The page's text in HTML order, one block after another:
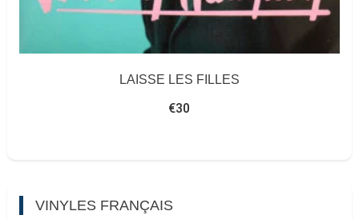
LAISSE LES FILLES
€30
VINYLES FRANÇAIS